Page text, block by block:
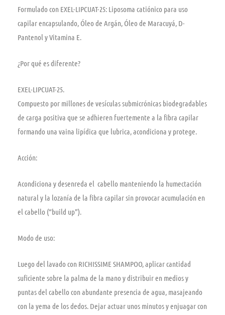
Formulado con EXEL-LIPCUAT-25: Liposoma catiónico para uso
capilar encapsulando, Óleo de Argán, Óleo de Maracuyá, D-
Pantenol y Vitamina E.
¿Por qué es diferente?
EXEL-LIPCUAT-25.
Compuesto por millones de vesículas submicrónicas biodegradables
de carga positiva que se adhieren fuertemente a la fibra capilar
formando una vaina lipídica que lubrica, acondiciona y protege.
Acción:
Acondiciona y desenreda el cabello manteniendo la humectación
natural y la lozanía de la fibra capilar sin provocar acumulación en
el cabello (“build up”).
Modo de uso:
Luego del lavado con RICHISSIME SHAMPOO, aplicar cantidad
suficiente sobre la palma de la mano y distribuir en medios y
puntas del cabello con abundante presencia de agua, masajeando
con la yema de los dedos. Dejar actuar unos minutos y enjuagar con